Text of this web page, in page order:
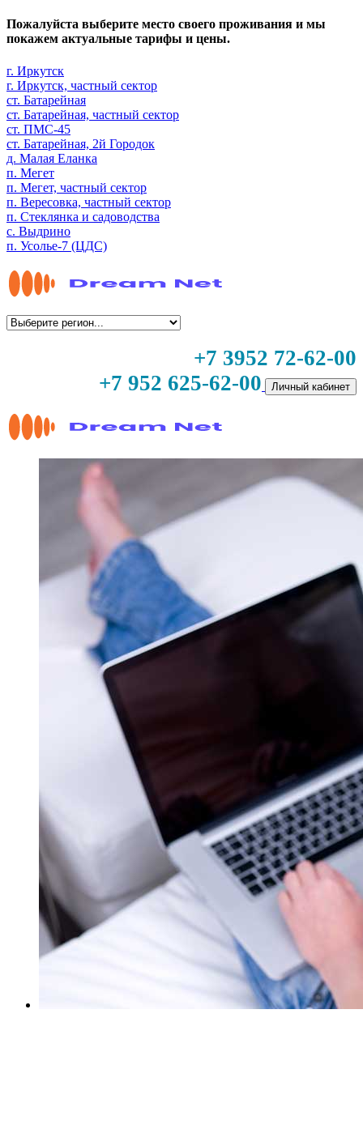
Пожалуйста выберите место своего проживания и мы
покажем актуальные тарифы и цены.
г. Иркутск
г. Иркутск, частный сектор
ст. Батарейная
ст. Батарейная, частный сектор
ст. ПМС-45
ст. Батарейная, 2й Городок
д. Малая Еланка
п. Мегет
п. Мегет, частный сектор
п. Вересовка, частный сектор
п. Стеклянка и садоводства
с. Выдрино
п. Усолье-7 (ЦДС)
+7 3952 72-62-00
+7 952 625-62-00
Личный кабинет